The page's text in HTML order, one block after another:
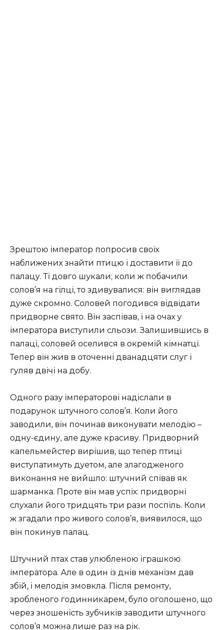
Зрештою імператор попросив своїх
наближених знайти птицю і доставити її до
палацу. Ті довго шукали; коли ж побачили
солов’я на гілці, то здивувалися: він виглядав
дуже скромно. Соловей погодився відвідати
придворне свято. Він заспівав, і на очах у
імператора виступили сльози. Залишившись в
палаці, соловей оселився в окремій кімнатці.
Тепер він жив в оточенні дванадцяти слуг і
гуляв двічі на добу.
Одного разу імператорові надіслали в
подарунок штучного солов’я. Коли його
заводили, він починав виконувати мелодію –
одну-єдину, але дуже красиву. Придворний
капельмейстер вирішив, що тепер птиці
виступатимуть дуетом, але злагодженого
виконання не вийшло: штучний співав як
шарманка. Проте він мав успіх: придворні
слухали його тридцять три рази поспіль. Коли
ж згадали про живого солов’я, виявилося, що
він покинув палац.
Штучний птах став улюбленою іграшкою
імператора. Але в один із днів механізм дав
збій, і мелодія змовкла. Після ремонту,
зробленого годинникарем, було оголошено, що
через зношеність зубчиків заводити штучного
солов’я можна лише раз на рік.